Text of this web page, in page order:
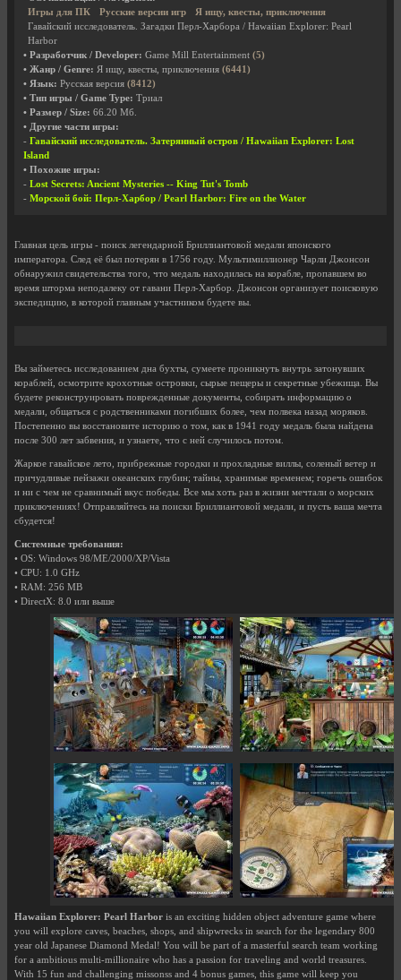
Игры для ПК
Русские версии игр
Я ищу, квесты, приключения
Гавайский исследователь. Загадки Перл-Харбора / Hawaiian Explorer: Pearl
Harbor
• Разработчик / Developer: Game Mill Entertainment (5)
• Жанр / Genre: Я ищу, квесты, приключения (6441)
• Язык: Русская версия (8412)
• Тип игры / Game Type: Триал
• Размер / Size: 66.20 Мб.
• Другие части игры:
- Гавайский исследователь. Затерянный остров / Hawaiian Explorer: Lost
Island
• Похожие игры:
- Lost Secrets: Ancient Mysteries -- King Tut's Tomb
- Морской бой: Перл-Харбор / Pearl Harbor: Fire on the Water
Главная цель игры - поиск легендарной Бриллиантовой медали японского
императора. След её был потерян в 1756 году. Мультимиллионер Чарли Джонсон
обнаружил свидетельства того, что медаль находилась на корабле, пропавшем во
время шторма неподалеку от гавани Перл-Харбор. Джонсон организует поисковую
экспедицию, в которой главным участником будете вы.
Вы займетесь исследованием дна бухты, сумеете проникнуть внутрь затонувших
кораблей, осмотрите крохотные островки, сырые пещеры и секретные убежища. Вы
будете реконструировать поврежденные документы, собирать информацию о
медали, общаться с родственниками погибших более, чем полвека назад моряков.
Постепенно вы восстановите историю о том, как в 1941 году медаль была найдена
после 300 лет забвения, и узнаете, что с ней случилось потом.
Жаркое гавайское лето, прибрежные городки и прохладные виллы, соленый ветер и
причудливые пейзажи океанских глубин; тайны, хранимые временем; горечь ошибок
и ни с чем не сравнимый вкус победы. Все мы хоть раз в жизни мечтали о морских
приключениях! Отправляйтесь на поиски Бриллиантовой медали, и пусть ваша мечта
сбудется!
Системные требования:
• OS: Windows 98/ME/2000/XP/Vista
• CPU: 1.0 GHz
• RAM: 256 MB
• DirectX: 8.0 или выше
Hawaiian Explorer: Pearl Harbor is an exciting hidden object adventure game where
you will explore caves, beaches, shops, and shipwrecks in search for the legendary 800
year old Japanese Diamond Medal! You will be part of a masterful search team working
for a ambitious multi-millionaire who has a passion for traveling and world treasures.
With 15 fun and challenging missonss and 4 bonus games, this game will keep you